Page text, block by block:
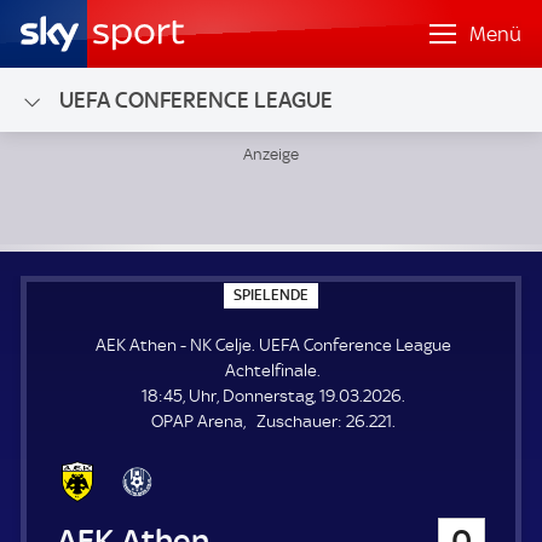
Menü
UEFA CONFERENCE LEAGUE
SPIELENDE
P
E
E
N
E
AEK Athen - NK Celje. UEFA Conference League
Achtelfinale.
18:45, Uhr, Donnerstag, 19.03.2026.
OPAP Arena
Zuschauer: Z
26.221.